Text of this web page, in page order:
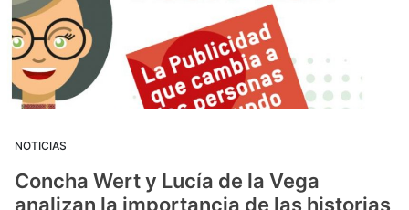
NOTICIAS
Concha Wert y Lucía de la Vega
analizan la importancia de las historias